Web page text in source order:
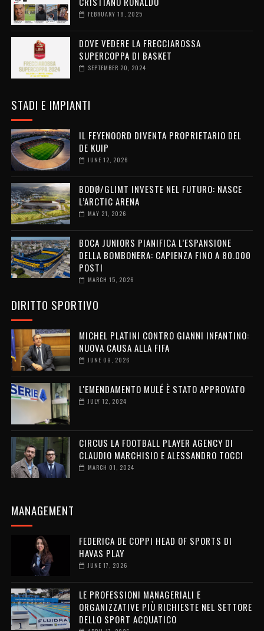
FEBRUARY 18, 2025
DOVE VEDERE LA FRECCIAROSSA
SUPERCOPPA DI BASKET
SEPTEMBER 20, 2024
STADI E IMPIANTI
IL FEYENOORD DIVENTA PROPRIETARIO DEL
DE KUIP
JUNE 12, 2026
BODØ/GLIMT INVESTE NEL FUTURO: NASCE
L’ARCTIC ARENA
MAY 21, 2026
BOCA JUNIORS PIANIFICA L’ESPANSIONE
DELLA BOMBONERA: CAPIENZA FINO A 80.000
POSTI
MARCH 15, 2026
DIRITTO SPORTIVO
MICHEL PLATINI CONTRO GIANNI INFANTINO:
NUOVA CAUSA ALLA FIFA
JUNE 09, 2026
L'EMENDAMENTO MULÉ È STATO APPROVATO
JULY 12, 2024
CIRCUS LA FOOTBALL PLAYER AGENCY DI
CLAUDIO MARCHISIO E ALESSANDRO TOCCI
MARCH 01, 2024
MANAGEMENT
FEDERICA DE COPPI HEAD OF SPORTS DI
HAVAS PLAY
JUNE 17, 2026
LE PROFESSIONI MANAGERIALI E
ORGANIZZATIVE PIÙ RICHIESTE NEL SETTORE
DELLO SPORT ACQUATICO